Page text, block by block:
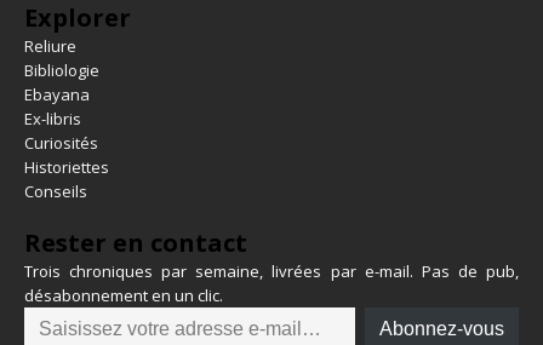
Explorer
Reliure
Bibliologie
Ebayana
Ex-libris
Curiosités
Historiettes
Conseils
Rester en contact
Trois chroniques par semaine, livrées par e-mail. Pas de pub,
désabonnement en un clic.
Abonnez-vous